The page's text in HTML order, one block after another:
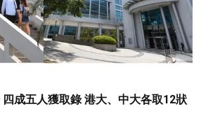
成五人獲取錄 港大、中大各取12狀